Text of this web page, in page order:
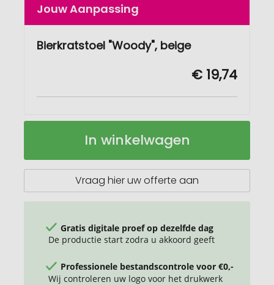
Jouw Aanpassing
Bierkratstoel "Woody", beige
€ 19,74
Bierkratstoel
Op
In winkelwagen
Vraag hier uw offerte aan
Gratis digitale proef op dezelfde dag
De productie start zodra u akkoord geeft
Professionele bestandscontrole voor €0,-
Wij controleren uw logo voor het drukwerk